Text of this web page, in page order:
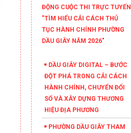
ĐỘNG CUỘC THI TRỰC TUYẾN
"TÌM HIỂU CẢI CÁCH THỦ
TỤC HÀNH CHÍNH PHƯỜNG
DẦU GIÂY NĂM 2026"
DẦU GIÂY DIGITAL – BƯỚC
ĐỘT PHÁ TRONG CẢI CÁCH
HÀNH CHÍNH, CHUYỂN ĐỔI
SỐ VÀ XÂY DỰNG THƯƠNG
HIỆU ĐỊA PHƯƠNG
PHƯỜNG DẦU GIÂY THAM